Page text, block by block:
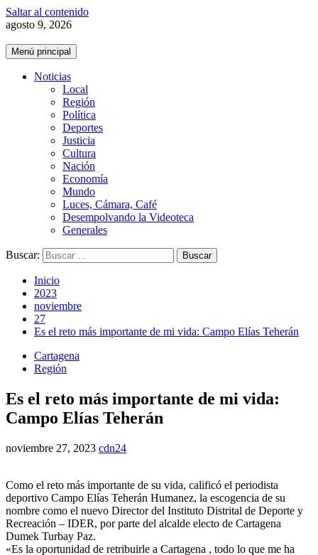
Saltar al contenido
agosto 9, 2026
Menú principal
Noticias
Local
Región
Política
Deportes
Justicia
Cultura
Nación
Economía
Mundo
Luces, Cámara, Café
Desempolvando la Videoteca
Generales
Buscar:
Inicio
2023
noviembre
27
Es el reto más importante de mi vida: Campo Elías Teherán
Cartagena
Región
Es el reto más importante de mi vida:
Campo Elías Teherán
noviembre 27, 2023 cdn24
Como el reto más importante de su vida, calificó el periodista
deportivo Campo Elías Teherán Humanez, la escogencia de su
nombre como el nuevo Director del Instituto Distrital de Deporte y
Recreación – IDER, por parte del alcalde electo de Cartagena
Dumek Turbay Paz.
«Es la oportunidad de retribuirle a Cartagena , todo lo que me ha